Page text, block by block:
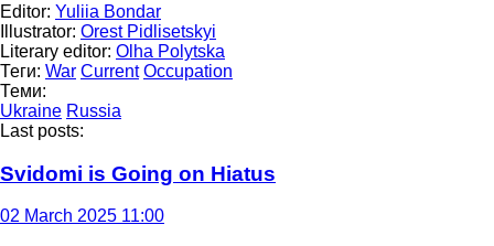
Editor: Yuliia Bondar
Illustrator: Orest Pidlisetskyi
Literary editor: Olha Polytska
Теги: War Current Occupation
Теми:
Ukraine Russia
Last posts:
Svidomi is Going on Hiatus
02 March 2025 11:00